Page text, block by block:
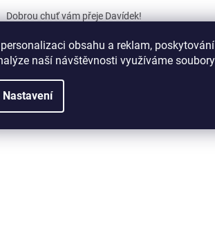
obsahu a reklam,
naší návštěvnosti využíváme
Nastavení
Dobrou chuť vám přeje Davídek!